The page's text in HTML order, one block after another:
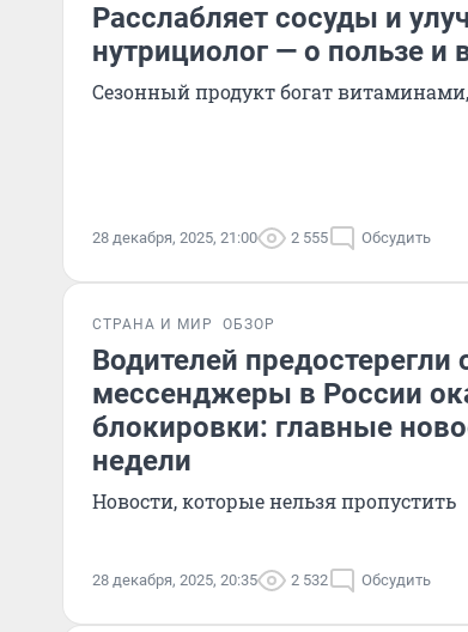
Расслабляет сосуды и
нутрициолог — о пользе и
Сезонный продукт богат
28 декабря, 2025, 21:00 2 555 Обсудить
СТРАНА И МИР ОБЗОР
Водителей
мессенджеры в России
блокировки: главные
недели
Новости, которые нельзя пропустить
28 декабря, 2025, 20:35 2 532 Обсудить